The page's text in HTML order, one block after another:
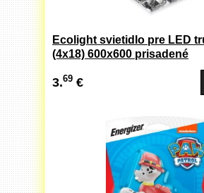
Ecolight svietidlo pre LED
(4x18) 600x600 prisadené
3.69 €